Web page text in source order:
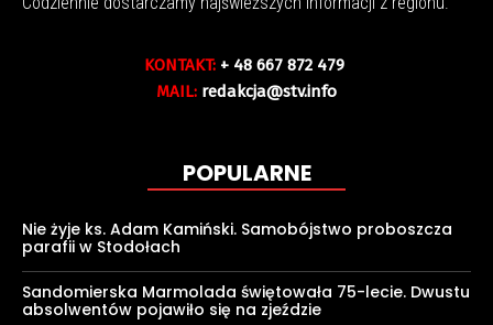
KONTAKT: + 48 667 872 479
MAIL: redakcja@stv.info
POPULARNE
Nie żyje ks. Adam Kamiński. Samobójstwo proboszcza
parafii w Stodołach
Sandomierska Marmolada świętowała 75-lecie. Dwustu
absolwentów pojawiło się na zjeździe